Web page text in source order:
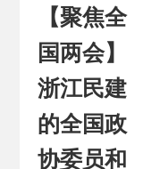
【聚焦全
国两会】
浙江民建
的全国政
协委员和